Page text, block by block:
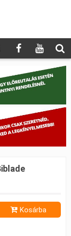
Kosárba